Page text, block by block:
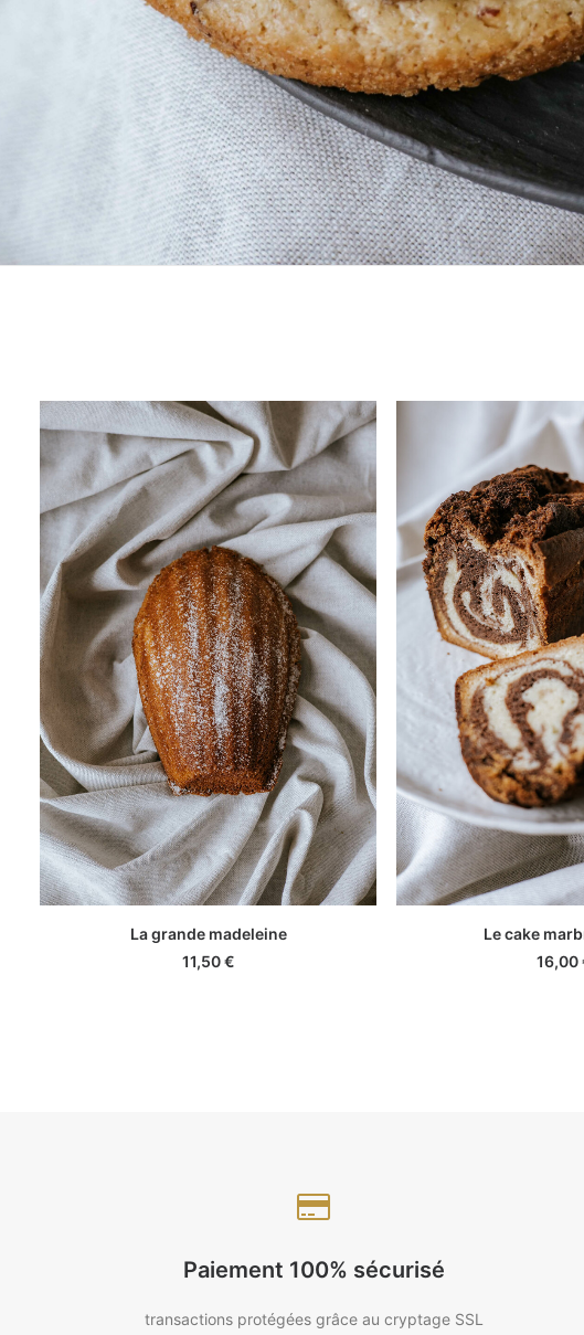
AJOUTER AU PANIER
La grande madeleine
11,50€
AJOUTER AU
Le cake
16,00
Paiement 100% sécurisé
transactions protégées grâce au cryptage SSL